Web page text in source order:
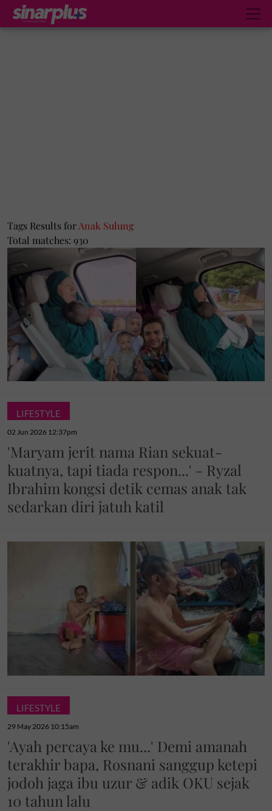
Tags Results forAnak Sulung
Total matches: 930
LIFESTYLE
02 Jun 2026 12:37pm
'Maryam jerit nama Rian sekuat-
kuatnya, tapi tiada respon...' - Ryzal
Ibrahim kongsi detik cemas anak tak
sedarkan diri jatuh katil
LIFESTYLE
29 May 2026 10:15am
'Ayah percaya ke mu...' Demi amanah
terakhir bapa, Rosnani sanggup ketepi
jodoh jaga ibu uzur & adik OKU sejak
10 tahun lalu